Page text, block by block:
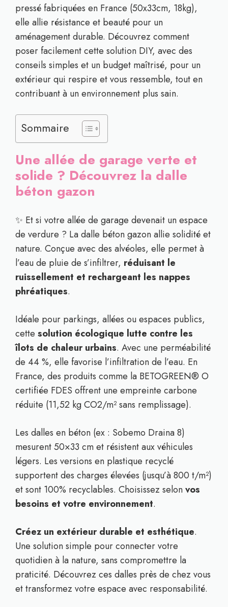
pressé fabriquées en France (50x33cm, 18kg),
elle allie résistance et beauté pour un
aménagement durable. Découvrez comment
poser facilement cette solution DIY, avec des
conseils simples et un budget maîtrisé, pour un
extérieur qui respire et vous ressemble, tout en
contribuant à un environnement plus sain.
Sommaire
Une allée de garage verte et
solide ? Découvrez la dalle
béton gazon
✨ Et si votre allée de garage devenait un espace
de verdure ? La dalle béton gazon allie solidité et
nature. Conçue avec des alvéoles, elle permet à
l’eau de pluie de s’infiltrer, réduisant le
ruissellement et rechargeant les nappes
phréatiques.
Idéale pour parkings, allées ou espaces publics,
cette solution écologique lutte contre les
îlots de chaleur urbains. Avec une perméabilité
de 44 %, elle favorise l’infiltration de l’eau. En
France, des produits comme la BETOGREEN® O
certifiée FDES offrent une empreinte carbone
réduite (11,52 kg CO2/m² sans remplissage).
Les dalles en béton (ex : Sobemo Draina 8)
mesurent 50×33 cm et résistent aux véhicules
légers. Les versions en plastique recyclé
supportent des charges élevées (jusqu’à 800 t/m²)
et sont 100% recyclables. Choisissez selonvos
besoins et votre environnement.
Créez un extérieur durable et esthétique.
Une solution simple pour connecter votre
quotidien à la nature, sans compromettre la
praticité. Découvrez ces dalles près de chez vous
et transformez votre espace avec responsabilité.